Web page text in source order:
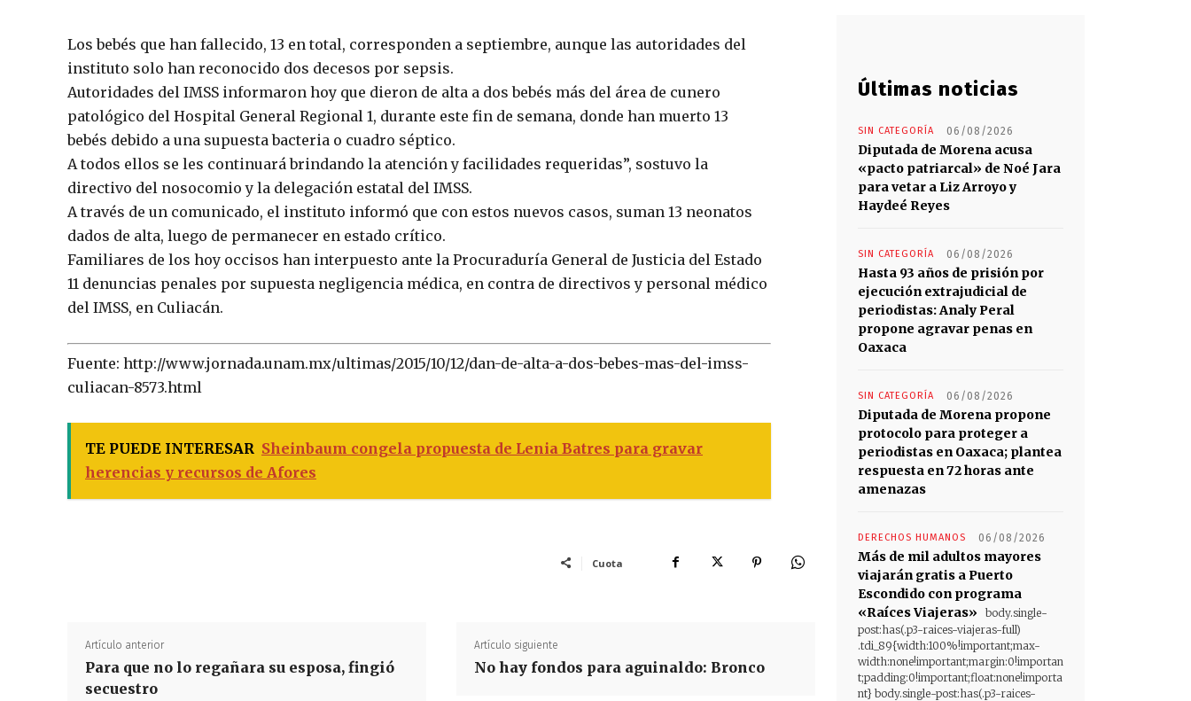
Los bebés que han fallecido, 13 en total, corresponden a septiembre, aunque las autoridades del
instituto solo han reconocido dos decesos por sepsis.
Autoridades del IMSS informaron hoy que dieron de alta a dos bebés más del área de cunero
patológico del Hospital General Regional 1, durante este fin de semana, donde han muerto 13
bebés debido a una supuesta bacteria o cuadro séptico.
A todos ellos se les continuará brindando la atención y facilidades requeridas”, sostuvo la
directivo del nosocomio y la delegación estatal del IMSS.
A través de un comunicado, el instituto informó que con estos nuevos casos, suman 13 neonatos
dados de alta, luego de permanecer en estado crítico.
Familiares de los hoy occisos han interpuesto ante la Procuraduría General de Justicia del Estado
11 denuncias penales por supuesta negligencia médica, en contra de directivos y personal médico
del IMSS, en Culiacán.
Fuente: http://www.jornada.unam.mx/ultimas/2015/10/12/dan-de-alta-a-dos-bebes-mas-del-imss-
culiacan-8573.html
TE PUEDE INTERESAR Sheinbaum congela propuesta de Lenia Batres para gravar
herencias y recursos de Afores
Cuota
Artículo anterior
Para que no lo regañara su esposa, fingió
secuestro
Artículo siguiente
No hay fondos para aguinaldo: Bronco
Últimas noticias
SIN CATEGORÍA 06/08/2026
Diputada de Morena acusa
«pacto patriarcal» de Noé Jara
para vetar a Liz Arroyo y
Haydeé Reyes
SIN CATEGORÍA 06/08/2026
Hasta 93 años de prisión por
ejecución extrajudicial de
periodistas: Analy Peral
propone agravar penas en
Oaxaca
SIN CATEGORÍA 06/08/2026
Diputada de Morena propone
protocolo para proteger a
periodistas en Oaxaca; plantea
respuesta en 72 horas ante
amenazas
DERECHOS HUMANOS 06/08/2026
Más de mil adultos mayores
viajarán gratis a Puerto
Escondido con programa
«Raíces Viajeras»
body.single-
post:has(.p3-raices-viajeras-full)
.tdi_89{width:100%!important;max-
width:none!important;margin:0!importan
t;padding:0!important;float:none!importa
nt} body.single-post:has(.p3-raices-